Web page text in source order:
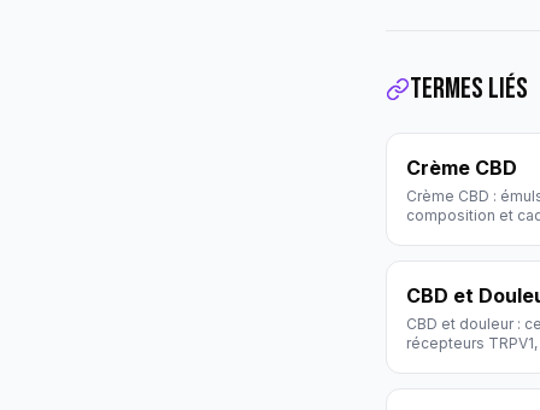
Termes liés
Crème CBD
Crème CBD :
composition et
CBD et
CBD et douleur :
récepteurs